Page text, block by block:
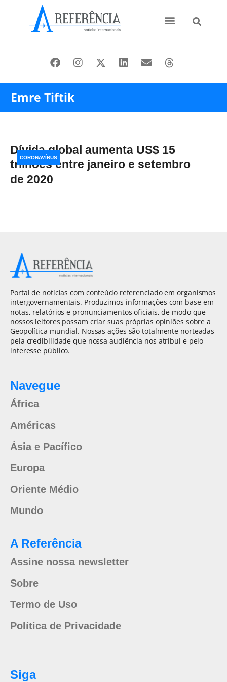
Emre Tiftik
Dívida global aumenta US$ 15
trilhões entre janeiro e setembro
de 2020
CORONAVÍRUS
Portal de notícias com conteúdo referenciado em organismos
intergovernamentais. Produzimos informações com base em
notas, relatórios e pronunciamentos oficiais, de modo que
nossos leitores possam criar suas próprias opiniões sobre a
Geopolítica mundial. Nossas ações são totalmente norteadas
pela credibilidade que nossa audiência nos atribui e pelo
interesse público.
Navegue
África
Américas
Ásia e Pacífico
Europa
Oriente Médio
Mundo
A Referência
Assine nossa newsletter
Sobre
Termo de Uso
Política de Privacidade
Siga